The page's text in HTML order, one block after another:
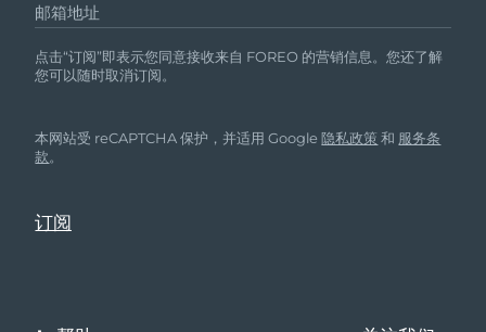
邮箱地址
点击“订阅”即表示您同意接收来自 FOREO 的营销信息。您还了解
您可以随时取消订阅。
本网站受 reCAPTCHA 保护，并适用 Google隐私政策 和 服务条
款。